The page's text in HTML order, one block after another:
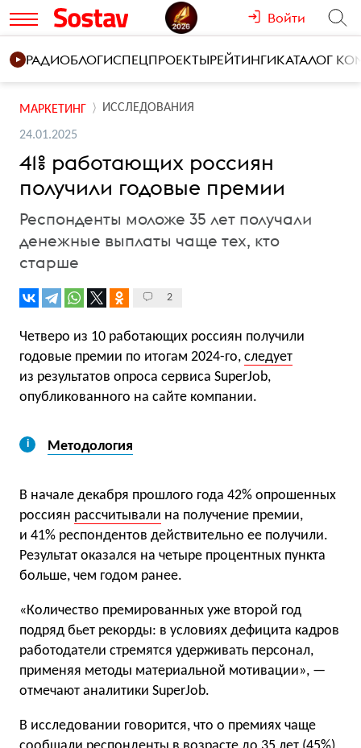
Войти
РАДИОБЛОГИСПЕЦПРОЕКТЫРЕЙТИНГИКАТАЛОГ
МАРКЕТИНГ ИССЛЕДОВАНИЯ
24.01.2025
41% работающих россиян
получили годовые премии
Респонденты моложе 35 лет получали
денежные выплаты чаще тех, кто
старше
2
Четверо из 10 работающих россиян получили
годовые премии по итогам 2024-го, следует
из результатов опроса сервиса SuperJob,
опубликованного на сайте компании.
Методология
В начале декабря прошлого года 42% опрошенных
россиян рассчитывали на получение премии,
и 41% респондентов действительно ее получили.
Результат оказался на четыре процентных пункта
больше, чем годом ранее.
«Количество премированных уже второй год
подряд бьет рекорды: в условиях дефицита кадров
работодатели стремятся удерживать персонал,
применяя методы материальной мотивации», —
отмечают аналитики SuperJob.
В исследовании говорится, что о премиях чаще